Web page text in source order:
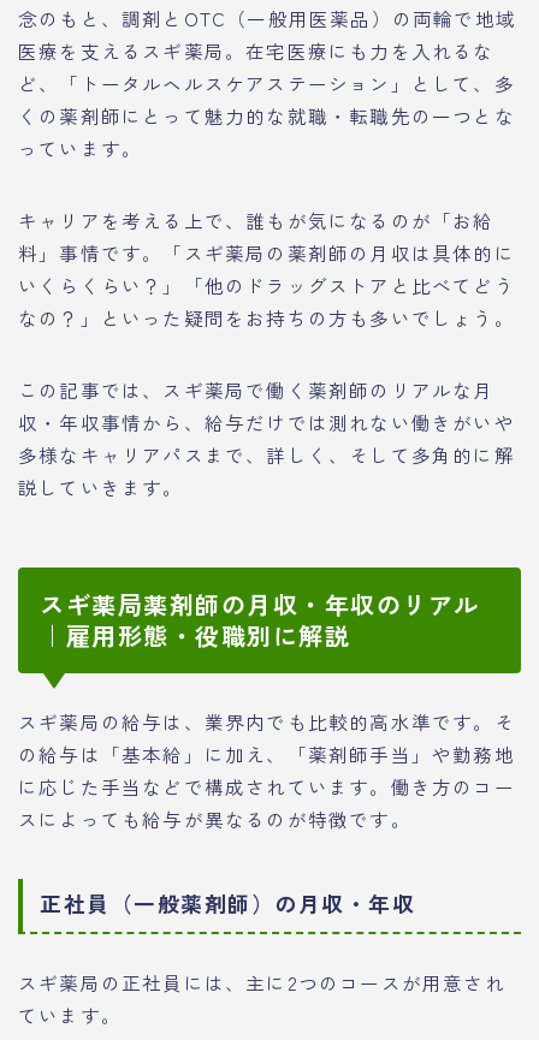
念のもと、調剤とOTC（一般用医薬品）の両輪で地域
医療を支えるスギ薬局。在宅医療にも力を入れるな
ど、「トータルヘルスケアステーション」として、多
くの薬剤師にとって魅力的な就職・転職先の一つとな
っています。
キャリアを考える上で、誰もが気になるのが「お給
料」事情です。「スギ薬局の薬剤師の月収は具体的に
いくらくらい？」「他のドラッグストアと比べてどう
なの？」といった疑問をお持ちの方も多いでしょう。
この記事では、スギ薬局で働く薬剤師のリアルな月
収・年収事情から、給与だけでは測れない働きがいや
多様なキャリアパスまで、詳しく、そして多角的に解
説していきます。
スギ薬局薬剤師の月収・年収のリアル
｜雇用形態・役職別に解説
スギ薬局の給与は、業界内でも比較的高水準です。そ
の給与は「基本給」に加え、「薬剤師手当」や勤務地
に応じた手当などで構成されています。働き方のコー
スによっても給与が異なるのが特徴です。
正社員（一般薬剤師）の月収・年収
スギ薬局の正社員には、主に2つのコースが用意され
ています。